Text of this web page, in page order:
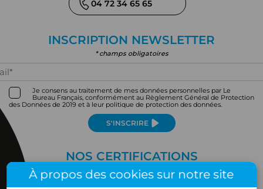
04 72 34 65 65
INSCRIPTION NEWSLETTER
* champs obligatoires
Je consens au traitement de mes données personnelles par Le
Bureau Français, conformément au Règlement Général de Protection
des Données de 2019 et à leur politique de protection des données.
S'INSCRIRE
NOS CERTIFICATIONS
À propos des cookies sur notre site